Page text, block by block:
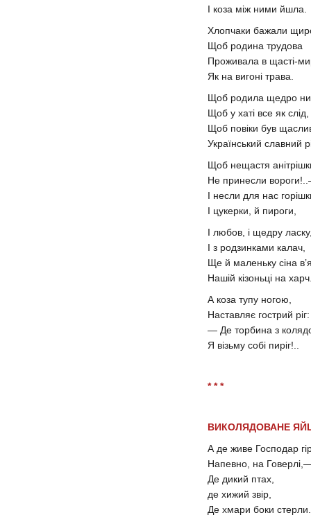
І коза між ними йшла.
Хлопчаки бажали
Щоб родина трудова
Проживала в щасті-
Як на вигоні трава.
Щоб родила щедро
Щоб у хаті все як слід,
Щоб повіки був
Український славний
Щоб нещастя
Не принесли
І несли для нас
І цукерки, й пироги,
І любов, і щедру
І з родзинками калач,
Ще й маленьку сіна
Нашій кізоньці на
А коза тупу ногою,
Наставляє гострий ріг:
— Де торбина з
Я візьму собі пиріг!..
* * *
ВИКОЛЯДОВАНЕ
А де живе Господар
Напевно, на
Де дикий птах,
де хижий звір,
Де хмари боки стерли.